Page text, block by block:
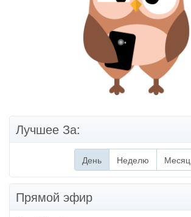
Лучшее За:
День (активная вкладка)
Неделю Месяц
Прямой эфир